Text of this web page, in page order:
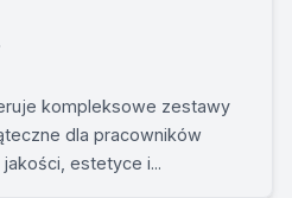
kompleksowe zestawy
dla pracowników
estetyce i...